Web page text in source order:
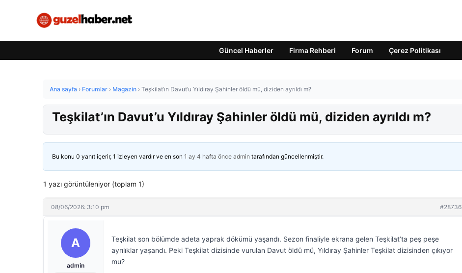
Güncel Haberler Firma Rehberi Forum Çerez Politikası
Ana sayfa › Forumlar › Magazin › Teşkilat’ın Davut’u Yıldıray Şahinler öldü mü, diziden ayrıldı m?
Teşkilat’ın Davut’u Yıldıray Şahinler öldü mü, diziden ayrıldı m?
Bu konu 0 yanıt içerir, 1 izleyen vardır ve en son 1 ay 4 hafta önce admin tarafından güncellenmiştir.
1 yazı görüntüleniyor (toplam 1)
08/06/2026: 3:10 pm #28736
A
admin
Teşkilat son bölümde adeta yaprak dökümü yaşandı. Sezon finaliyle ekrana gelen Teşkilat’ta peş peşe
ayrılıklar yaşandı. Peki Teşkilat dizisinde vurulan Davut öldü mü, Yıldıray Şahinler Teşkilat dizisinden çıkıyor
mu?